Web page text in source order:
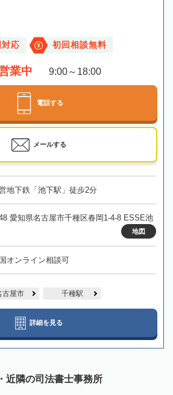
応 初回相談無料
業中 9:00～18:00
電話する
メールする
地下鉄「池下駅」徒歩2分
愛知県名古屋市千種区春岡1-4-8 ESSE池
地図
オンライン相談可
古屋市 千種駅
詳細を見る
近隣の司法書士事務所